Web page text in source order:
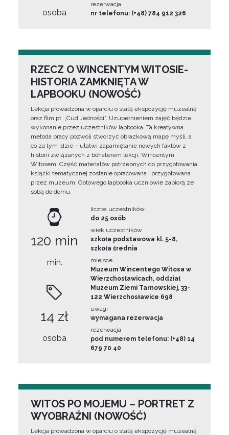
osoba
rezerwacja
nr telefonu: (+48) 784 912 326
RZECZ O WINCENTYM WITOSIE-
HISTORIA ZAMKNIĘTA W
LAPBOOKU (NOWOŚĆ)
Lekcja prowadzona w oparciu o stałą ekspozycję muzealną
oraz film pt. „Cud Jedności”. Uzupełnieniem zajęć będzie
wykonanie przez uczestników lapbooka. Ta kreatywna
metoda pracy pozwoli stworzyć obrazkową mapę myśli, a
co za tym idzie – ułatwi zapamiętanie nowych faktów z
historii związanych z bohaterem lekcji, Wincentym
Witosem. Część materiałów potrzebnych do przygotowania
książki tematycznej zostanie opracowana i przygotowana
przez muzeum. Gotowego lapbooka uczniowie zabiorą ze
sobą do domu.
120 min
min.
14 zł
osoba
liczba uczestników
do 25 osób
wiek uczestników
szkoła podstawowa kl. 5-8,
szkoła średnia
miejsce
Muzeum Wincentego Witosa w
Wierzchosławicach, oddział
Muzeum Ziemi Tarnowskiej, 33-
122 Wierzchosławice 698
uwagi
wymagana rezerwacja
rezerwacja
pod numerem telefonu: (+48) 14
679 70 40
WITOS PO MOJEMU – PORTRET Z
WYOBRAŹNI (NOWOŚĆ)
Lekcja prowadzona w oparciu o stałą ekspozycję muzealną